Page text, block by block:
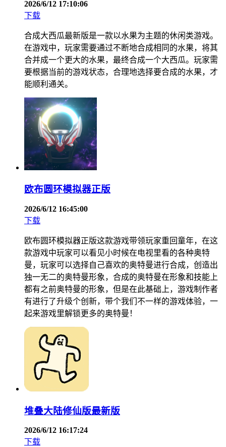
2026/6/12 17:10:06
下载
合成大西瓜最新版是一款以水果为主题的休闲类游戏。
在游戏中，玩家需要通过不断地合成相同的水果，将其
合并成一个更大的水果，最终合成一个大西瓜。玩家需
要根据当前的游戏状态，合理地选择要合成的水果，才
能顺利通关。
欧布圆环模拟器正版
2026/6/12 16:45:00
下载
欧布圆环模拟器正版这款游戏带领玩家重回童年，在这
款游戏中玩家可以看见小时候在电视里看的各种奥特
曼，玩家可以选择自己喜欢的奥特曼进行合成，创造出
独一无二的奥特曼形象，合成的奥特曼在形象和技能上
都有之前奥特曼的形象，但是在此基础上，游戏制作者
有进行了升级个创新，带个我们不一样的游戏体验，一
起来游戏里解锁更多的奥特曼！
堆叠大陆修仙版最新版
2026/6/12 16:17:24
下载